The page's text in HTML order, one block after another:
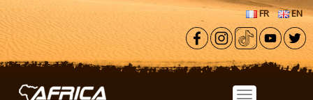
Aller au contenu principal
FR EN